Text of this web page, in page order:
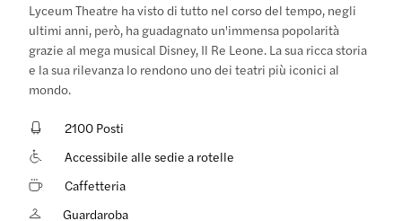
Lyceum Theatre ha visto di tutto nel corso del tempo, negli
ultimi anni, però, ha guadagnato un'immensa popolarità
grazie al mega musical Disney, Il Re Leone. La sua ricca storia
e la sua rilevanza lo rendono uno dei teatri più iconici al
mondo.
2100 Posti
Accessibile alle sedie a rotelle
Caffetteria
Guardaroba